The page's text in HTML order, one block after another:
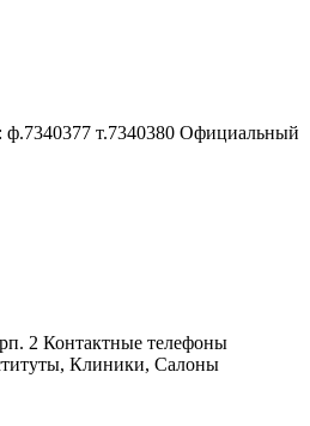
т.7340380 Официальный
2 Контактные телефоны
Клиники, Салоны